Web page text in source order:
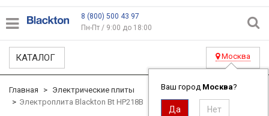
8 (800) 500 43 97
Пн-Пт / 9:00 до 18:00
КАТАЛОГ Москва
Ваш город Москва?
Главная
Электрические плиты
Электроплита Blackton Bt HP218B